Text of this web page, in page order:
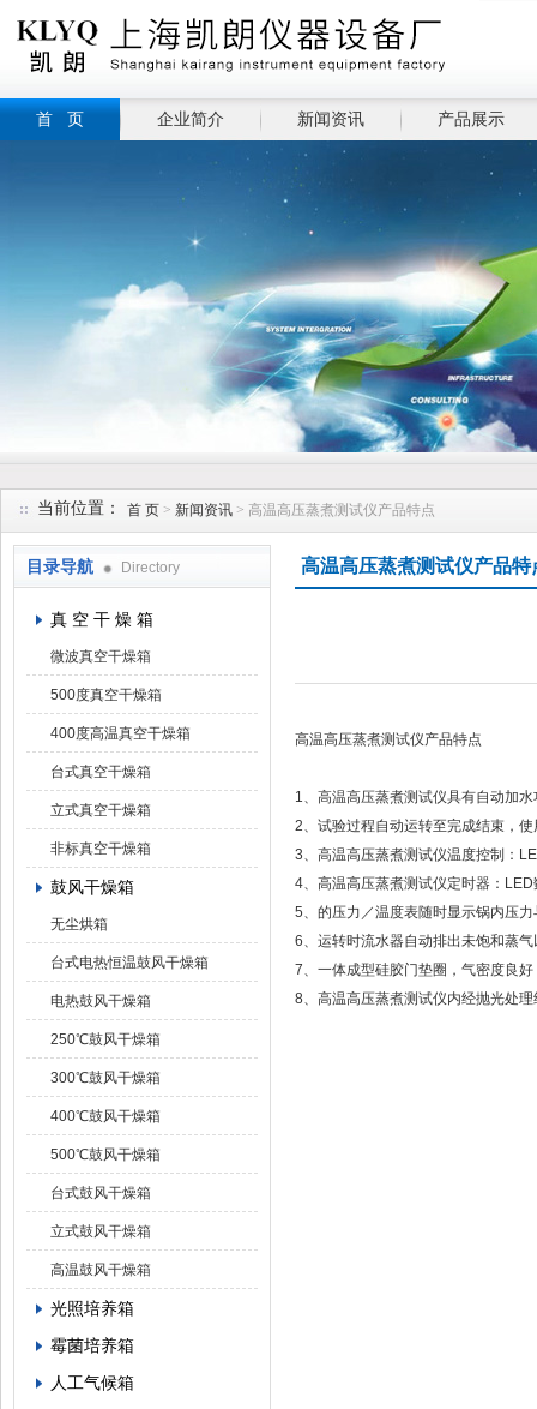
首 页 企业简介 新闻资讯 产品展示
当前位置： 首 页 > 新闻资讯 > 高温高压蒸煮测试仪产品特点
目录导航 Directory
真 空 干 燥 箱
微波真空干燥箱
500度真空干燥箱
400度高温真空干燥箱
台式真空干燥箱
立式真空干燥箱
非标真空干燥箱
鼓风干燥箱
无尘烘箱
台式电热恒温鼓风干燥箱
电热鼓风干燥箱
250℃鼓风干燥箱
300℃鼓风干燥箱
400℃鼓风干燥箱
500℃鼓风干燥箱
台式鼓风干燥箱
立式鼓风干燥箱
高温鼓风干燥箱
光照培养箱
霉菌培养箱
人工气候箱
高温高压蒸煮测试仪产品特
高温高压蒸煮测试仪产品特点
1、高温高压蒸煮测试仪具有自动加
2、试验过程自动运转至完成结束，
3、高温高压蒸煮测试仪温度控制：
4、高温高压蒸煮测试仪定时器：
5、的压力／温度表随时显示锅内压
6、运转时流水器自动排出未饱和蒸
7、一体成型硅胶门垫圈，气密度良
8、高温高压蒸煮测试仪内经抛光处